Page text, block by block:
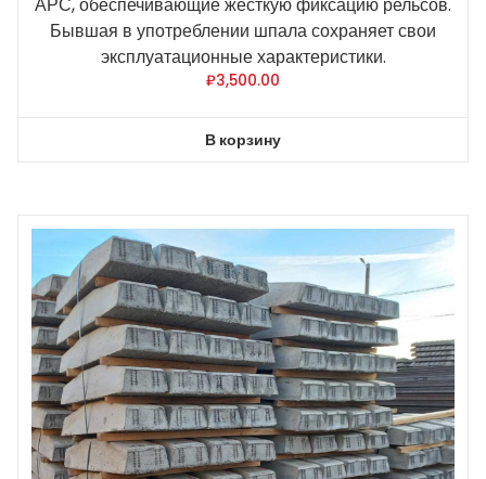
АРС, обеспечивающие жёсткую фиксацию рельсов.
Бывшая в употреблении шпала сохраняет свои
эксплуатационные характеристики.
₽3,500.00
В корзину